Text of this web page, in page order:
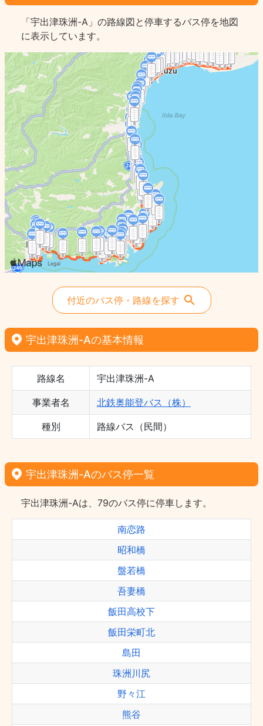
「宇出津珠洲-A」の路線図と停車するバス停を地図
に表示しています。
付近のバス停・路線を探す
宇出津珠洲-Aの基本情報
路線名 宇出津珠洲-A
事業者名 北鉄奥能登バス（株）
種別 路線バス（民間）
宇出津珠洲-Aのバス停一覧
宇出津珠洲-Aは、79のバス停に停車します。
南恋路
昭和橋
盤若橋
吾妻橋
飯田高校下
飯田栄町北
島田
珠洲川尻
野々江
熊谷